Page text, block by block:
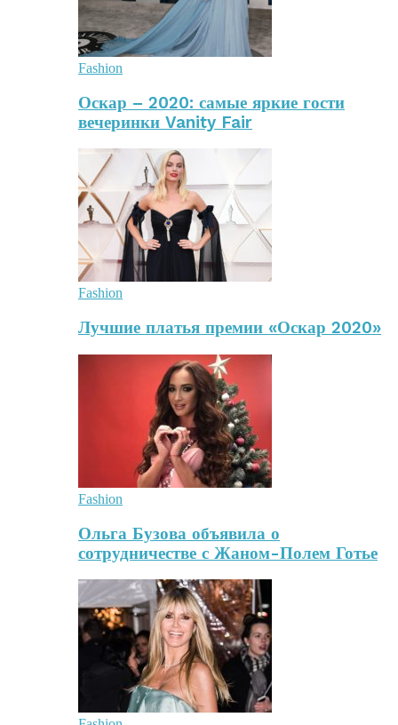
Fashion
Оскар – 2020: самые яркие гости
вечеринки Vanity Fair
Fashion
Лучшие платья премии «Оскар 2020»
Fashion
Ольга Бузова объявила о
сотрудничестве с Жаном-Полем Готье